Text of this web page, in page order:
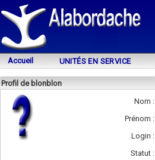
Accueil UNITÉS EN SERVICE
Profil de blonblon
Nom :
Prénom :
Login :
Statut :